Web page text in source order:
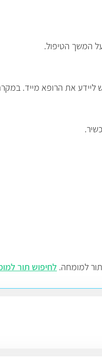
המשך הטיפול.
ליידע את הרופא מייד.
.
למומחה. לחיפוש תור